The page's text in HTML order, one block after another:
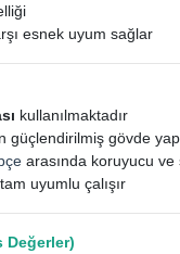
esnek uyum sağlar
kullanılmaktadır
güçlendirilmiş gövde
arasında koruyucu
uyumlu çalışır
Değerler)